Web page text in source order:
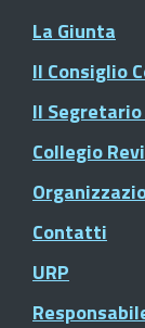
La Giunta
Il Consiglio
Il
Collegio
Contatti
URP